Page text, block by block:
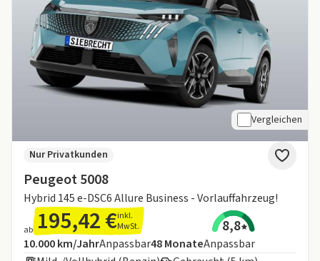
Vergleichen
Peugeot 5008
Hybrid 145 e-DSC6 Allure Business - Vorlauffahrzeug!
Nur Privatkunden
ab 195,42 €inkl.
MwSt.
8,8
Angebotsdetails:
Inklusive Laufleistung
10.000 km/JahrAnpassbarLaufzeit
48MonateAnpassbar